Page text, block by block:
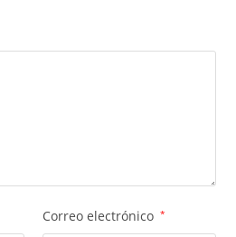
Correo electrónico *